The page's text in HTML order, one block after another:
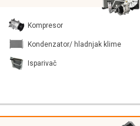
Kompresor
Kondenzator/ hladnjak klime
Isparivač